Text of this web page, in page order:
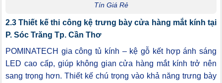
Tín Giá Rẻ
2.3 Thiết kế thi công kệ trưng bày cửa hàng mắt kính tại
P. Sóc Trăng Tp. Cần Thơ
POMINATECH gia công tủ kính – kệ gỗ kết hợp ánh sáng
LED cao cấp, giúp không gian cửa hàng mắt kính trở nên
sang trọng hơn. Thiết kế chú trọng vào khả năng trưng bày